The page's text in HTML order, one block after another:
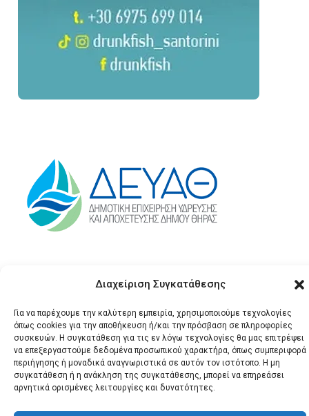
Διαχείριση Συγκατάθεσης
Για να παρέχουμε την καλύτερη εμπειρία, χρησιμοποιούμε τεχνολογίες
όπως cookies για την αποθήκευση ή/και την πρόσβαση σε πληροφορίες
συσκευών. Η συγκατάθεση για τις εν λόγω τεχνολογίες θα μας επιτρέψει
να επεξεργαστούμε δεδομένα προσωπικού χαρακτήρα, όπως συμπεριφορά
περιήγησης ή μοναδικά αναγνωριστικά σε αυτόν τον ιστότοπο. Η μη
συγκατάθεση ή η ανάκληση της συγκατάθεσης, μπορεί να επηρεάσει
αρνητικά ορισμένες λειτουργίες και δυνατότητες.
© 2026 Santonews - Όλα
τα δικαιώματα
κατοχυρωμένα.